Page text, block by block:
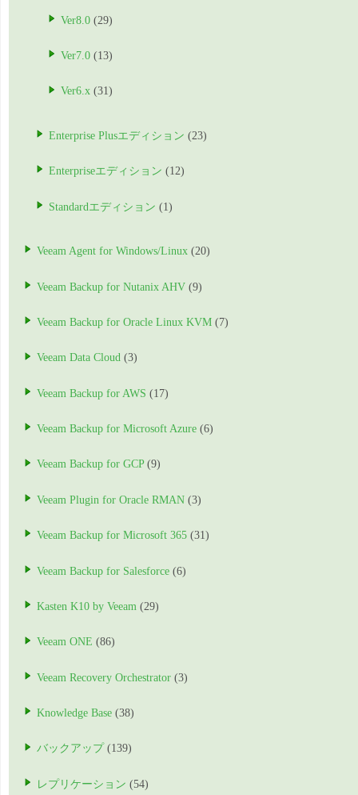
Ver8.0 (29)
Ver7.0 (13)
Ver6.x (31)
Enterprise Plusエディション (23)
Enterpriseエディション (12)
Standardエディション (1)
Veeam Agent for Windows/Linux (20)
Veeam Backup for Nutanix AHV (9)
Veeam Backup for Oracle Linux KVM (7)
Veeam Data Cloud (3)
Veeam Backup for AWS (17)
Veeam Backup for Microsoft Azure (6)
Veeam Backup for GCP(9)
Veeam Plugin for Oracle RMAN (3)
Veeam Backup for Microsoft 365 (31)
Veeam Backup for Salesforce (6)
Kasten K10 by Veeam (29)
Veeam ONE (86)
Veeam Recovery Orchestrator (3)
Knowledge Base (38)
バックアップ (139)
レプリケーション (54)